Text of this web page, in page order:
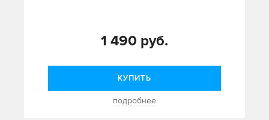
1 490 руб.
КУПИТЬ
подробнее